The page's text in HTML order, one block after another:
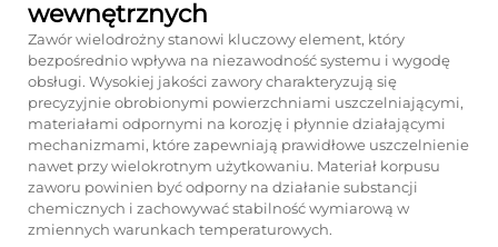
wewnętrznych
Zawór wielodrożny stanowi kluczowy element, który
bezpośrednio wpływa na niezawodność systemu i wygodę
obsługi. Wysokiej jakości zawory charakteryzują się
precyzyjnie obrobionymi powierzchniami uszczelniającymi,
materiałami odpornymi na korozję i płynnie działającymi
mechanizmami, które zapewniają prawidłowe uszczelnienie
nawet przy wielokrotnym użytkowaniu. Materiał korpusu
zaworu powinien być odporny na działanie substancji
chemicznych i zachowywać stabilność wymiarową w
zmiennych warunkach temperaturowych.